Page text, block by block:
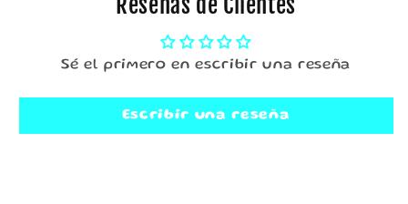
Sé el primero en escribir una reseña
Escribir una reseña